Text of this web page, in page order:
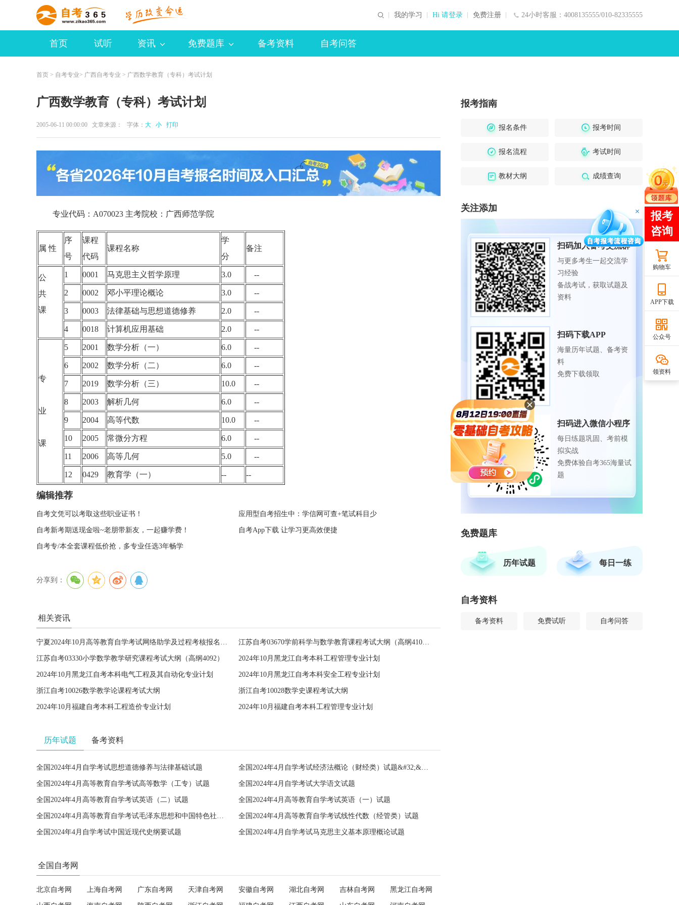
24小时客服：4008135555/010-82335555
我的学习 Hi 请登录 免费注册
首页 试听 资讯 免费题库 备考资料 自考问答
首页 > 自考专业> 广西自考专业 > 广西数学教育（专科）考试计划
广西数学教育（专科）考试计划
2005-06-11 00:00:00 文章来源： 字体： 大 小 打印
专业代码：A070023 主考院校：广西师范学院
属 性
序
号
课程
代码
课程名称
学
分
备注
公
共
课
1 0001 马克思主义哲学原理 3.0 --
2 0002 邓小平理论概论 3.0 --
3 0003 法律基础与思想道德修养 2.0 --
4 0018 计算机应用基础 2.0 --
专
业
课
5 2001 数学分析（一） 6.0 --
6 2002 数学分析（二） 6.0 --
7 2019 数学分析（三） 10.0 --
8 2003 解析几何 6.0 --
9 2004 高等代数 10.0 --
10 2005 常微分方程 6.0 --
11 2006 高等几何 5.0 --
12 0429 教育学（一） -- --
编辑推荐
自考文凭可以考取这些职业证书！ 应用型自考招生中：学信网可查+笔试科目少
自考新考期送现金啦~老朋带新友，一起赚学费！ 自考App下载 让学习更高效便捷
自考专/本全套课程低价抢，多专业任选3年畅学
分享到：
相关资讯
宁夏2024年10月高等教育自学考试网络助学及过程考核报名通告 江苏自考03670学前科学与数学教育课程考试大纲（高纲4100）
江苏自考03330小学数学教学研究课程考试大纲（高纲4092） 2024年10月黑龙江自考本科工程管理专业计划
2024年10月黑龙江自考本科电气工程及其自动化专业计划 2024年10月黑龙江自考本科安全工程专业计划
浙江自考10026数学教学论课程考试大纲 浙江自考10028数学史课程考试大纲
2024年10月福建自考本科工程造价专业计划 2024年10月福建自考本科工程管理专业计划
历年试题 备考资料
全国2024年4月自学考试思想道德修养与法律基础试题 全国2024年4月自学考试经济法概论（财经类）试题&#32;&#32;
全国2024年4月高等教育自学考试高等数学（工专）试题 全国2024年4月自学考试大学语文试题
全国2024年4月高等教育自学考试英语（二）试题 全国2024年4月高等教育自学考试英语（一）试题
全国2024年4月高等教育自学考试毛泽东思想和中国特色社会主义理论体系概论试题 全国2024年4月高等教育自学考试线性代数（经管类）试题
全国2024年4月自学考试中国近现代史纲要试题 全国2024年4月自学考试马克思主义基本原理概论试题
全国自考网
北京自考网 上海自考网 广东自考网 天津自考网 安徽自考网 湖北自考网 吉林自考网 黑龙江自考网
报考指南
报名条件 报考时间
报名流程 考试时间
教材大纲 成绩查询
关注添加
扫码加入备考交流群
与更多考生一起交流学
习经验
备战考试，获取试题及
资料
扫码下载APP
海量历年试题、备考资
料
免费下载领取
扫码进入微信小程序
每日练题巩固、考前模
拟实战
免费体验自考365海量试
题
免费题库
历年试题 每日一练
自考资料
备考资料 免费试听 自考问答
购物车
APP下载
公众号
领资料